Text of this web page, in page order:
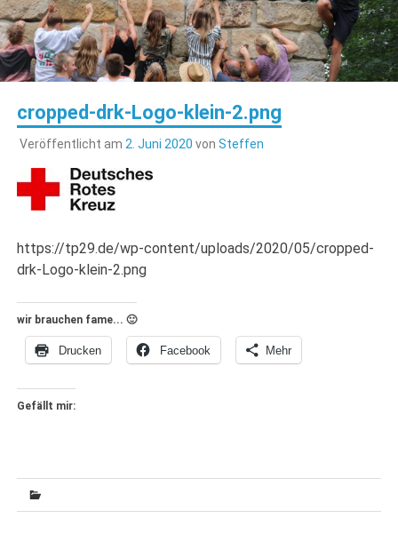
cropped-drk-Logo-klein-2.png
Veröffentlicht am 2. Juni 2020 von Steffen
https://tp29.de/wp-content/uploads/2020/05/cropped-
drk-Logo-klein-2.png
wir brauchen fame... 🙂
Drucken Facebook Mehr
Gefällt mir: